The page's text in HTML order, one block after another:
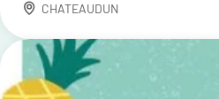
CHATEAUDUN